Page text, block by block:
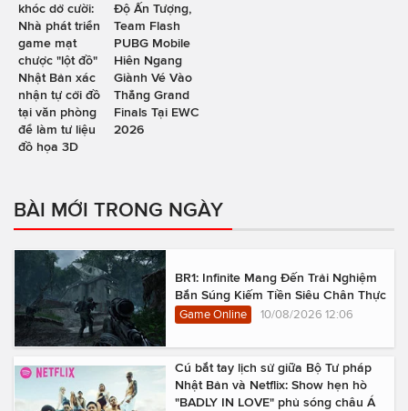
khóc dở cười:
Nhà phát triển
game mạt
chược "lột đồ"
Nhật Bản xác
nhận tự cởi đồ
tại văn phòng
để làm tư liệu
đồ họa 3D
Độ Ấn Tượng,
Team Flash
PUBG Mobile
Hiên Ngang
Giành Vé Vào
Thẳng Grand
Finals Tại EWC
2026
BÀI MỚI TRONG NGÀY
BR1: Infinite Mang Đến Trải Nghiệm
Bắn Súng Kiếm Tiền Siêu Chân Thực
Game Online 10/08/2026 12:06
Cú bắt tay lịch sử giữa Bộ Tư pháp
Nhật Bản và Netflix: Show hẹn hò
"BADLY IN LOVE" phủ sóng châu Á